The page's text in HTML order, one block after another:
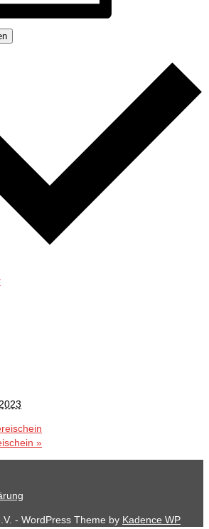
»
- WordPress Theme by Kadence WP